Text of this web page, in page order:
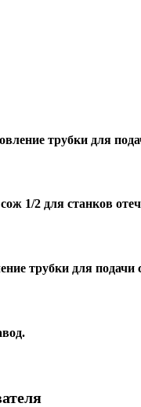
трубки для
1/2 для станков
трубки для подачи